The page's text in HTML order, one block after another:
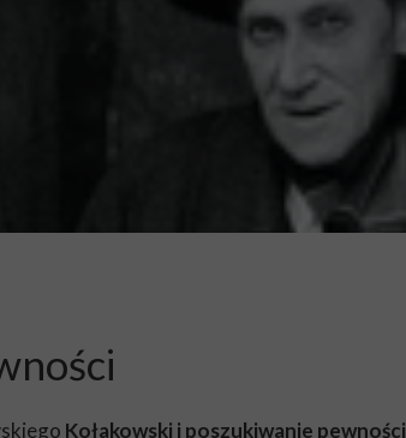
Kołakowski i poszukiwanie pewności